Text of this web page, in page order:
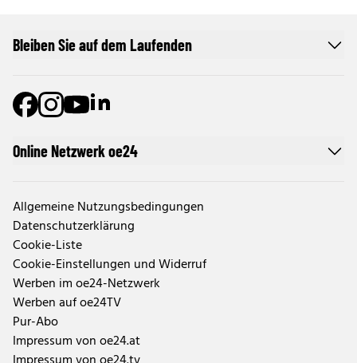
Online Netzwerk oe24
Allgemeine Nutzungsbedingungen
Datenschutzerklärung
Cookie-Liste
Cookie-Einstellungen und Widerruf
Werben im oe24-Netzwerk
Werben auf oe24TV
Pur-Abo
Impressum von oe24.at
Bleiben Sie auf dem Laufenden